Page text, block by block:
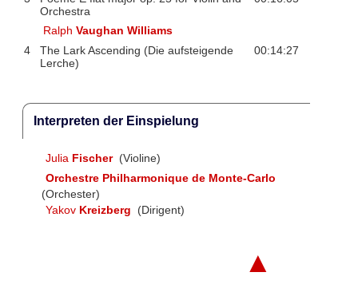
Orchestra
RalphVaughan Williams
4
The Lark Ascending (Die aufsteigende
Lerche)
00:14:27
Interpreten der Einspielung
Julia Fischer (Violine)
Orchestre Philharmonique de Monte-Carlo
(Orchester)
Yakov Kreizberg (Dirigent)
▲